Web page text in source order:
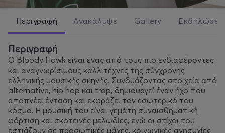
Περιγραφή Ανακάλυψε Gallery Εκδηλώσεις
Περιγραφή
Ο Bloody Hawk είναι ένας από τους πιο ενδιαφέροντες
και αναγνωρίσιμους καλλιτέχνες της σύγχρονης
ελληνικής μουσικής σκηνής. Συνδυάζοντας στοιχεία από
alternative, hip hop και trap, δημιουργεί έναν ήχο που
αποπνέει ένταση και εκφράζει τον εσωτερικό του
κόσμο. Η μουσική του είναι γεμάτη συναισθηματική
φόρτιση και σκοτεινές μελωδίες, ενώ οι στίχοι του
εστιάζουν σε προσωπικές μάχες, κοινωνικές ανησυχίες